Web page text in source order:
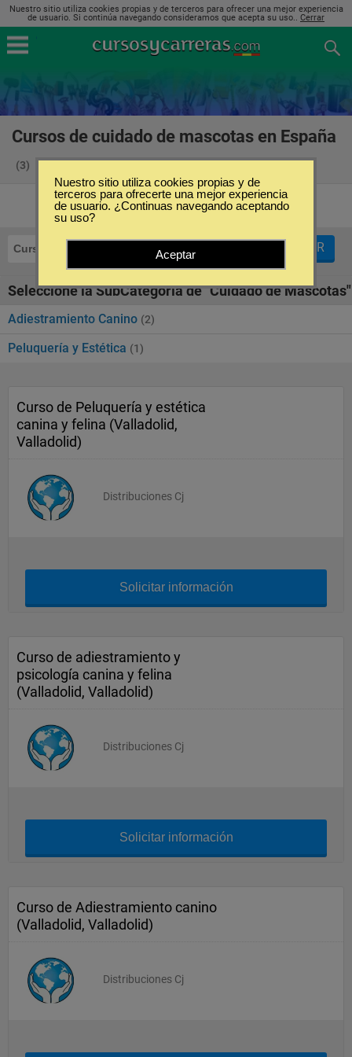
Nuestro sitio utiliza cookies propias y de terceros para ofrecer una mejor experiencia
de usuario. Si continúa navegando consideramos que acepta su uso.. Cerrar
Cursos de cuidado de mascotas en España
(3)
Cursos Cuidado de Mascotas FILTRAR
Seleccione la SubCategoría de "Cuidado de Mascotas"
Adiestramiento Canino (2)
Peluquería y Estética (1)
Curso de Peluquería y estética
canina y felina (Valladolid,
Valladolid)
Distribuciones Cj
Solicitar información
Curso de adiestramiento y
psicología canina y felina
(Valladolid, Valladolid)
Distribuciones Cj
Solicitar información
Curso de Adiestramiento canino
(Valladolid, Valladolid)
Distribuciones Cj
Nuestro sitio utiliza cookies propias y de
terceros para ofrecerte una mejor experiencia
de usuario. ¿Continuas navegando aceptando
su uso?
Aceptar